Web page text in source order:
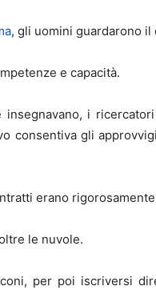
, gli uomini guardarono
e capacità.
i
consentiva gli
erano
le nuvole.
per poi iscriversi